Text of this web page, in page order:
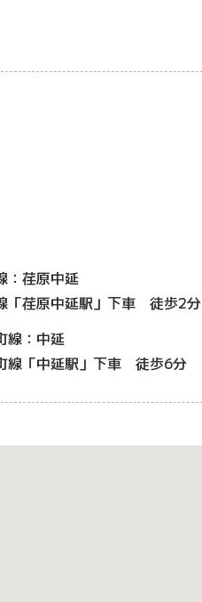
：荏原中延
「荏原中延駅」下車 徒歩2分
線：中延
線「中延駅」下車 徒歩6分